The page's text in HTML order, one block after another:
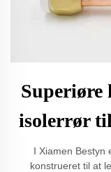
isolerrør
I Xiamen Bestyn
konstrueret til at